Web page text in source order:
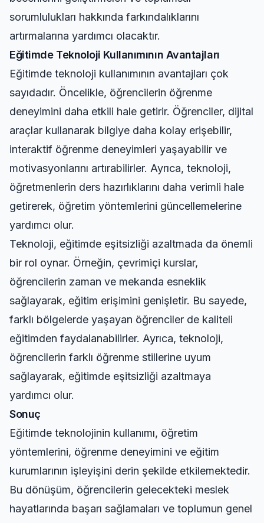
sorumlulukları hakkında farkındalıklarını
artırmalarına yardımcı olacaktır.
Eğitimde Teknoloji Kullanımının Avantajları
Eğitimde teknoloji kullanımının avantajları çok
sayıdadır. Öncelikle, öğrencilerin öğrenme
deneyimini daha etkili hale getirir. Öğrenciler, dijital
araçlar kullanarak bilgiye daha kolay erişebilir,
interaktif öğrenme deneyimleri yaşayabilir ve
motivasyonlarını artırabilirler. Ayrıca, teknoloji,
öğretmenlerin ders hazırlıklarını daha verimli hale
getirerek, öğretim yöntemlerini güncellemelerine
yardımcı olur.
Teknoloji, eğitimde eşitsizliği azaltmada da önemli
bir rol oynar. Örneğin, çevrimiçi kurslar,
öğrencilerin zaman ve mekanda esneklik
sağlayarak, eğitim erişimini genişletir. Bu sayede,
farklı bölgelerde yaşayan öğrenciler de kaliteli
eğitimden faydalanabilirler. Ayrıca, teknoloji,
öğrencilerin farklı öğrenme stillerine uyum
sağlayarak, eğitimde eşitsizliği azaltmaya
yardımcı olur.
Sonuç
Eğitimde teknolojinin kullanımı, öğretim
yöntemlerini, öğrenme deneyimini ve eğitim
kurumlarının işleyişini derin şekilde etkilemektedir.
Bu dönüşüm, öğrencilerin gelecekteki meslek
hayatlarında başarı sağlamaları ve toplumun genel